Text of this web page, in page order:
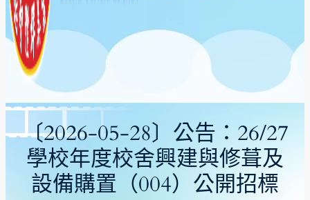
〔2026-05-28〕公告：26/27
學校年度校舍興建與修葺及
設備購置（004）公開招標